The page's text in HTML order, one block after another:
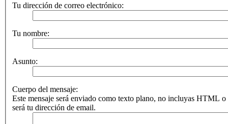
Tu dirección de correo electrónico:
Tu nombre:
Asunto:
Cuerpo del mensaje:
Este mensaje será enviado como texto plano, no incluyas HTML
será tu dirección de email.